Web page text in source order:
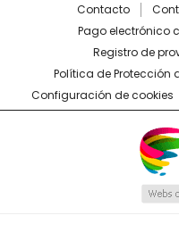
Contacto
Pago electrónico
Registro de
Política de Protección
Configuración de cookies